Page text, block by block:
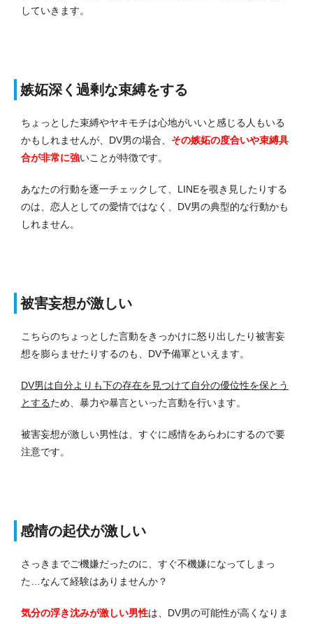
していきます。
嫉妬深く過剰な束縛をする
ちょっとした束縛やヤキモチは心地がいいと感じる人もいる
かもしれませんが、DV男の場合、 その嫉妬の度合いや束縛具
合が非常に強いことが特徴です。
あなたの行動を逐一チェックして、LINEを覗き見したりする
のは、恋人としての愛情ではなく、DV男の典型的な行動かも
しれません。
被害妄想が激しい
こちらのちょっとした言動をきっかけに怒り出したり被害妄
想を膨らませたりするのも、DV予備軍といえます。
DV男は自分よりも下の存在を見つけて自分の優位性を保とう
とするため、暴力や暴言といった言動を行います。
被害妄想が激しい男性は、すぐに感情をあらわにするので要
注意です。
感情の起伏が激しい
さっきまでご機嫌だったのに、すぐ不機嫌になってしまっ
た…なんて経験はありませんか？
気分の浮き沈みが激しい男性は、DV男の可能性が高くなりま